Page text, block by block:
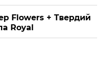
Flowers + Твердий
Royal